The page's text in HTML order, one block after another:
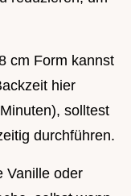
cm Form kannst
hier
solltest
durchführen.
Vanille oder